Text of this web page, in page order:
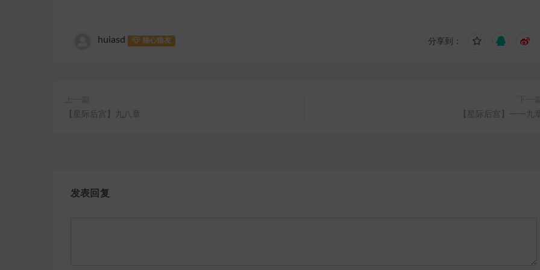
huiasd 核心狼友 分享到：
【星际后宫】九八章
【星际后宫】一一九
发表回复